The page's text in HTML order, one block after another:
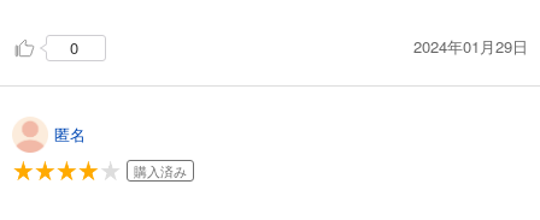
0 2024年01月29日
匿名
購入済み